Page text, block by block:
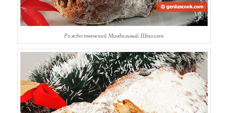
Рождественский Миндальный Штоллен